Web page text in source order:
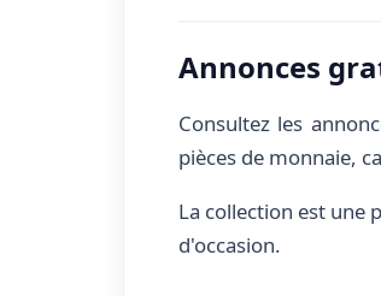
Annonces
Consultez les
pièces de monnaie,
La collection est une
d'occasion.